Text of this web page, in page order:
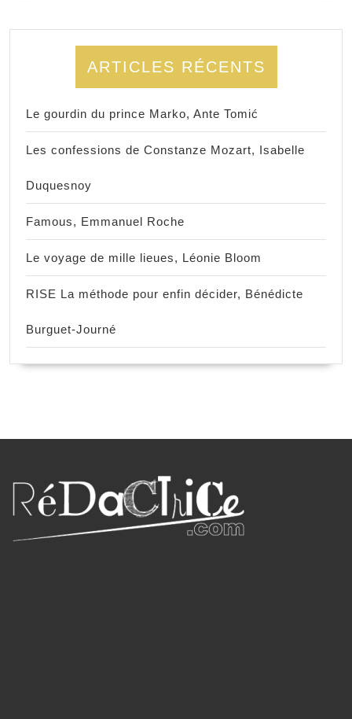
ARTICLES RÉCENTS
Le gourdin du prince Marko, Ante Tomić
Les confessions de Constanze Mozart, Isabelle
Duquesnoy
Famous, Emmanuel Roche
Le voyage de mille lieues, Léonie Bloom
RISE La méthode pour enfin décider, Bénédicte
Burguet-Journé